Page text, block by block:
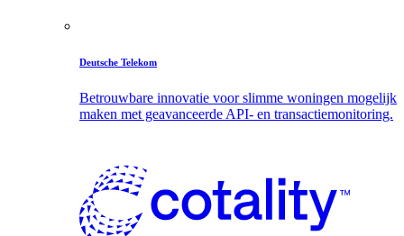
Deutsche Telekom
Betrouwbare innovatie voor slimme woningen mogelijk
maken met geavanceerde API- en transactiemonitoring.